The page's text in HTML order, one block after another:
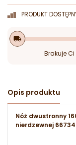
PRODUKT
local_shipping
Brakuje Ci
Opis produktu
Nóż dwustronny
nierdzewnej